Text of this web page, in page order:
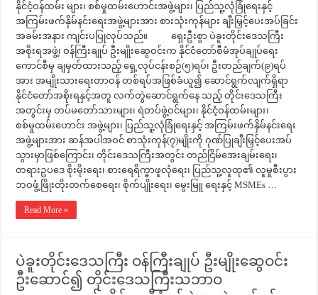
နိုင်ငံ့ဝန်ထမ်း များ၊ စစ်မှုထမ်းဟောင်းအဖွဲ့များ၊ ပြည်သူ့လုံခြုံရေးနှင့်
အကြမ်းဖက်နှိမ်နင်းရေးအဖွဲ့များအား စားသုံးကုန်များ ချီးမြှင့်ပေးအပ်ခြင်း
အခမ်းအနား ကျင်းပပြုလုပ်သည်။ ရှေးဦးစွာ ပဲခူးတိုင်းဒေသကြီး
အစိုးရအဖွဲ့၊ ဝန်ကြီးချုပ် ဦးမျိုးဆွေဝင်းက နိုင်ငံတော်စီမံအုပ်ချုပ်ရေး
ကောင်စီမှ ချမှတ်ထားသည့် ရှေ့လုပ်ငန်းစဉ်(၅)ရပ်၊ ဦးတည်ချက်(၉)ရပ်
အား အမျိုးသားရေးတာဝန် တစ်ရပ်အဖြစ်ခံယူ၍ ဆောင်ရွက်လျက်ရှိရာ
နိုင်ငံတော်အစိုးရနှင့်အတူ လက်တွဲဆောင်ရွက်နေ သည့် တိုင်းဒေသကြီး
အတွင်းမှ တပ်မတော်သားများ၊ ရဲတပ်ဖွဲ့ဝင်များ၊ နိုင်ငံ့ဝန်ထမ်းများ၊
စစ်မှုထမ်းဟောင်း အဖွဲ့များ၊ ပြည်သူ့လုံခြုံရေးနှင့် အကြမ်းဖက်နှိမ်နင်းရေး
အဖွဲ့များအား ဆန်အပါအဝင် စာသုံးကုန်(၇)မျိုးကို ဂုဏ်ပြုချီးမြှင့်ပေးအပ်
သွားမှာဖြစ်ကြောင်း၊ တိုင်းဒေသကြီးအတွင်း တည်ငြိမ်အေးချမ်းရေး၊
တရားဥပဒေ စိုးမိုးရေး၊ စားရေရိက္ခာဖူလုံရေး၊ ပြည်သူ့လူထု၏ လူမှုစီးပွား
ဘဝဖွံ့ဖြိုးတိုးတက်စေရေး၊ စိုက်ပျိုးရေး၊ မွေးမြူ ရေးနှင့် MSMEs …
Read More »
ပဲခူးတိုင်းဒေသကြီး ဝန်ကြီးချုပ် ဦးမျိုးဆွေဝင်း
ဦးဆောင်၍ တိုင်းဒေသကြီးသဘာဝ